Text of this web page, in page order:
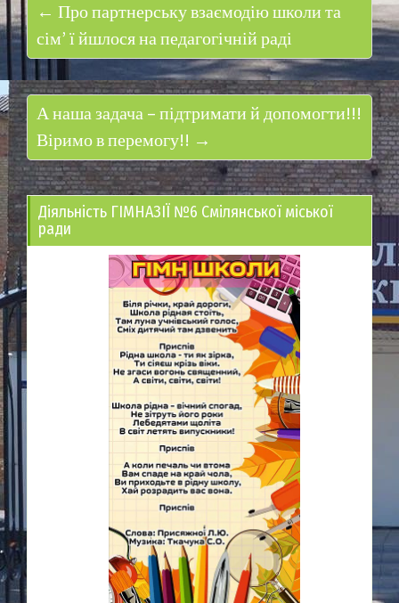
← Про партнерську взаємодію школи та
сім’ ї йшлося на педагогічній раді
А наша задача – підтримати й допомогти!!!
Віримо в перемогу!! →
Діяльність ГІМНАЗІЇ №6 Смілянської міської
ради